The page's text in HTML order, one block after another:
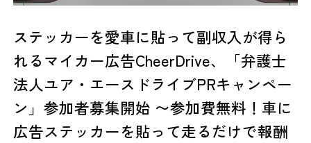
ステッカーを愛車に貼って副収入が得ら
れるマイカー広告CheerDrive、「弁護士
法人ユア・エースドライブPRキャンペー
ン」参加者募集開始 〜参加費無料！車に
広告ステッカーを貼って走るだけで報酬